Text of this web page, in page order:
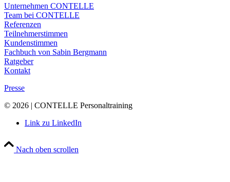
Unternehmen CONTELLE
Team bei CONTELLE
Referenzen
Teilnehmerstimmen
Kundenstimmen
Fachbuch von Sabin Bergmann
Ratgeber
Kontakt
Presse
© 2026 | CONTELLE Personaltraining
Link zu LinkedIn
Nach oben scrollen